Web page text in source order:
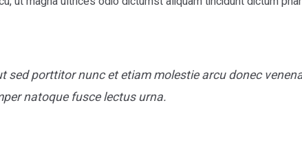
sed porttitor nunc et etiam molestie arcu donec
natoque fusce lectus urna.